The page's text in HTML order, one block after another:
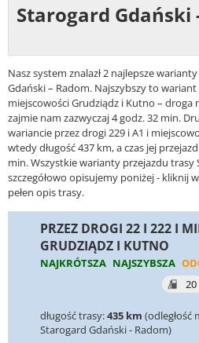
Starogard Gdański
Nasz system znalazł 2 najlepsze
Gdański – Radom. Najszybszy to
miejscowości Grudziądz i Kutno – droga
zajmie nam zazwyczaj 4 godz. 32 min.
wariancie przez drogi 229 i A1 i
wtedy długość 437 km, a czas jej
min. Wszystkie warianty przejazdu trasy
szczegółowo opisujemy poniżej - kliknij
pełen opis trasy.
PRZEZ DROGI 22 I 222 I
GRUDZIĄDZ I KUTNO
NAJKRÓTSZA NAJSZYBSZA
20
długość trasy:435 km (odległość
Starogard Gdański - Radom)